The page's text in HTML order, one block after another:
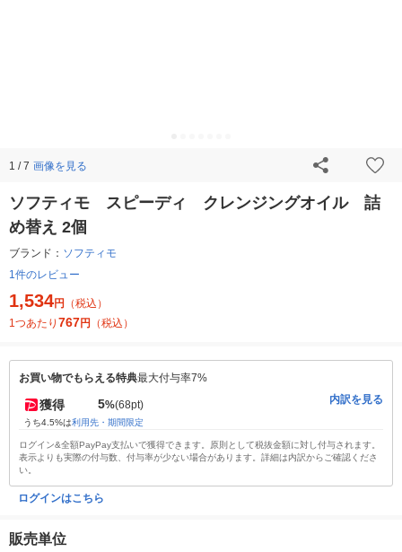
1 / 7 画像を見る
ソフティモ スピーディ クレンジングオイル 詰
め替え 2個
ブランド： ソフティモ
1件のレビュー
1,534円
（税込）
1つあたり 767円 （税込）
お買い物でもらえる特典最大付与率7%
獲得 5%(68pt)
うち4.5%は利用先・期間限定
内訳を見る
ログイン&全額PayPay支払いで獲得できます。原則として税抜金額に対し付与されます。
表示よりも実際の付与数、付与率が少ない場合があります。詳細は内訳からご確認くださ
い。
ログインはこちら
販売単位